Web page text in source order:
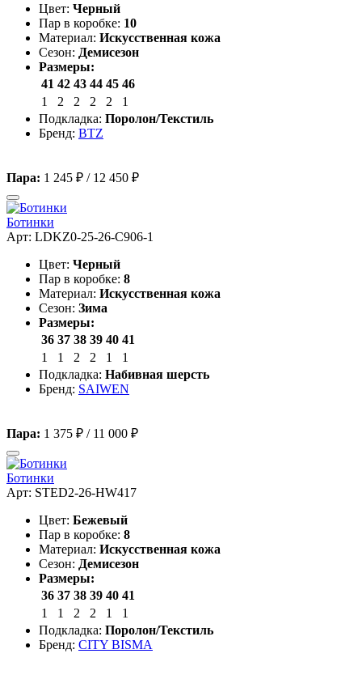
Цвет: Черный
Пар в коробке: 10
Материал: Искусственная кожа
Сезон: Демисезон
Размеры:
41 42 43 44 45 46
1
2 2 2 2
1
Подкладка: Поролон/Текстиль
Бренд: BTZ
Пара: 1 245 ₽ / 12 450 ₽
Ботинки
Арт: LDKZ0-25-26-C906-1
Цвет: Черный
Пар в коробке: 8
Материал: Искусственная кожа
Сезон: Зима
Размеры:
36 37 38 39 40 41
1
1 2 2 1
1
Подкладка: Набивная шерсть
Бренд: SAIWEN
Пара: 1 375 ₽ / 11 000 ₽
Ботинки
Арт: STED2-26-HW417
Цвет: Бежевый
Пар в коробке: 8
Материал: Искусственная кожа
Сезон: Демисезон
Размеры:
36 37 38 39 40 41
1
1 2 2 1
1
Подкладка: Поролон/Текстиль
Бренд: CITY BISMA